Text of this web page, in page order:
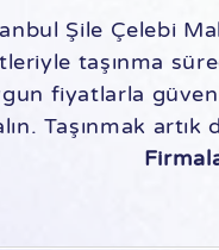
Şile Çelebi
taşınma
fiyatlarla
Taşınmak